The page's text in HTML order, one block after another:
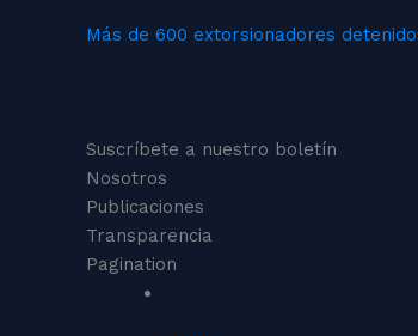
Más de 600 extorsionadores
Suscríbete a nuestro boletín
Nosotros
Publicaciones
Transparencia
Pagination